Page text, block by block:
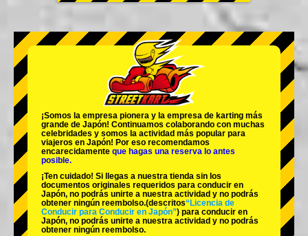
Preguntas Frecuentes
Empresa Reservas
Cambiar Tienda
Tokyo Shinagawa Tokyo Akihabara#1
Tokyo Akihabara#2
Tokyo Shibuya Annex Tokyo Bay
Tokyo Asakusa
¡Somos la empresa pionera y la empresa de karting más
grande de Japón! Continuamos colaborando con muchas
celebridades y somos la actividad más popular para
viajeros en Japón! Por eso recomendamos
encarecidamente que hagas una reserva lo antes
posible.
¡Ten cuidado! Si llegas a nuestra tienda sin los
documentos originales requeridos para conducir en
Japón, no podrás unirte a nuestra actividad y no podrás
obtener ningún reembolso.(descritos“Licencia de
Conducir para Conducir en Japón”) para conducir en
Japón, no podrás unirte a nuestra actividad y no podrás
obtener ningún reembolso.